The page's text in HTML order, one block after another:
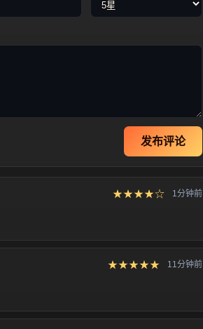
发布评论
★★★★☆ 1分钟前
★★★★★ 11分钟前